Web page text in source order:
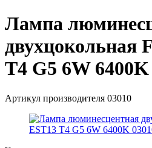
Лампа
двухцокольная
T4 G5 6W 6400K
Артикул производителя 03010